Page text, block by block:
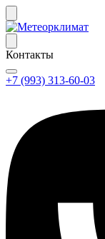
Контакты
+7 (993) 313-60-03